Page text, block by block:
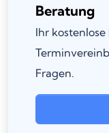
Beratung
Ihr
Fragen.